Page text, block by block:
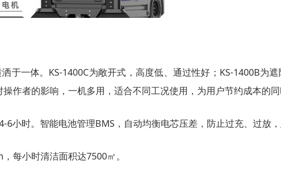
于一体。 KS-1400C为敞开式，高度低、通过性好；KS-1400B为
作者的影响， 一机多用 ， 适合不同工况使用 ， 为用户节约成本的
6小时。智能电池管理BMS，自动均衡电芯压差，防止过充、过放
每小时清洁面积达7500㎡。